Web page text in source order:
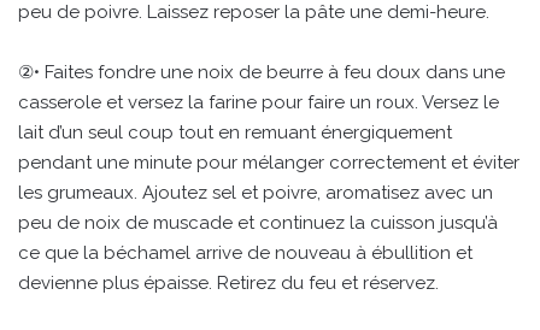
peu de poivre. Laissez reposer la pâte une demi-heure.
②• Faites fondre une noix de beurre à feu doux dans une
casserole et versez la farine pour faire un roux. Versez le
lait d’un seul coup tout en remuant énergiquement
pendant une minute pour mélanger correctement et éviter
les grumeaux. Ajoutez sel et poivre, aromatisez avec un
peu de noix de muscade et continuez la cuisson jusqu’à
ce que la béchamel arrive de nouveau à ébullition et
devienne plus épaisse. Retirez du feu et réservez.